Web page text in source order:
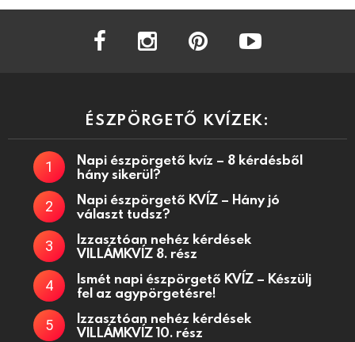
facebook instagram
ÉSZPÖRGETŐ KVÍZEK:
Napi észpörgető kvíz – 8 kérdésből
hány sikerül?
Napi észpörgető KVÍZ – Hány jó
választ tudsz?
Izzasztóan nehéz kérdések
VILLÁMKVÍZ 8. rész
Ismét napi észpörgető KVÍZ – Készülj
fel az agypörgetésre!
Izzasztóan nehéz kérdések
VILLÁMKVÍZ 10. rész